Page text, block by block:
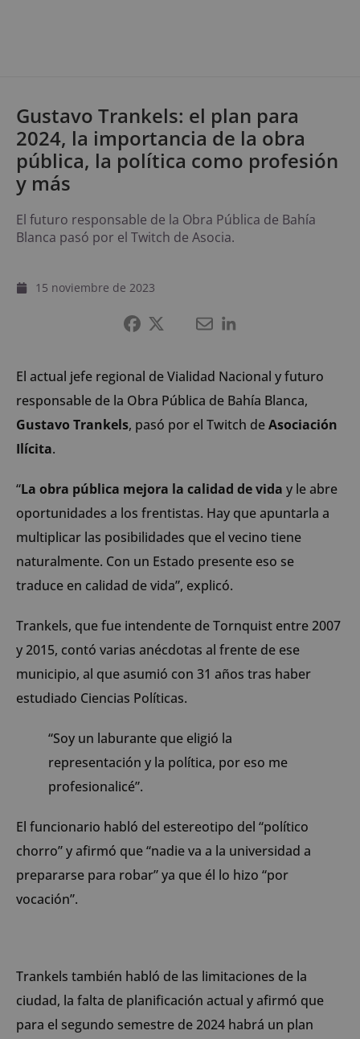
Gustavo Trankels: el plan para
2024, la importancia de la obra
pública, la política como profesión
y más
El futuro responsable de la Obra Pública de Bahía
Blanca pasó por el Twitch de Asocia.
15 noviembre de 2023
El actual jefe regional de Vialidad Nacional y futuro
responsable de la Obra Pública de Bahía Blanca,
Gustavo Trankels, pasó por el Twitch deAsociación
Ilícita.
“La obra pública mejora la calidad de vida y le abre
oportunidades a los frentistas. Hay que apuntarla a
multiplicar las posibilidades que el vecino tiene
naturalmente. Con un Estado presente eso se
traduce en calidad de vida”, explicó.
Trankels, que fue intendente de Tornquist entre 2007
y 2015, contó varias anécdotas al frente de ese
municipio, al que asumió con 31 años tras haber
estudiado Ciencias Políticas.
“Soy un laburante que eligió la
representación y la política, por eso me
profesionalicé”.
El funcionario habló del estereotipo del “político
chorro” y afirmó que “nadie va a la universidad a
prepararse para robar” ya que él lo hizo “por
vocación”.
Trankels también habló de las limitaciones de la
ciudad, la falta de planificación actual y afirmó que
para el segundo semestre de 2024 habrá un plan